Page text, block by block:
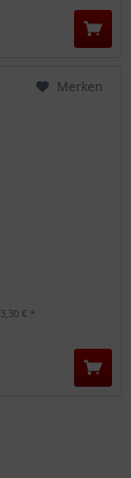
€ *
Merken